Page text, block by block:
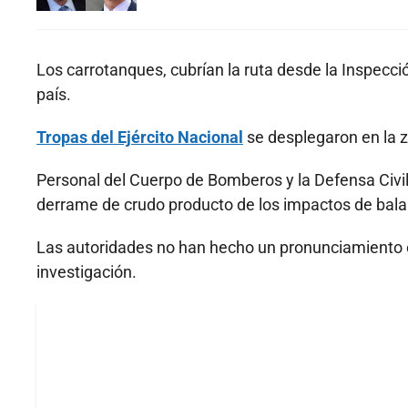
Los carrotanques, cubrían la ruta desde la
país.
Tropas del Ejército Nacional se desplegaron en la
Personal del Cuerpo de Bomberos y la Defensa
derrame de crudo producto de los impactos de
Las autoridades no han hecho un
investigación.